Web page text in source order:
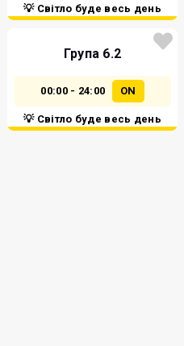
💡 Світло буде весь день
Група 6.2
00:00 - 24:00 ON
💡 Світло буде весь день